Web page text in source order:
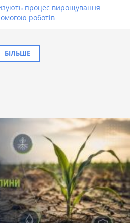
процес вирощування
роботів
БІЛЬШЕ